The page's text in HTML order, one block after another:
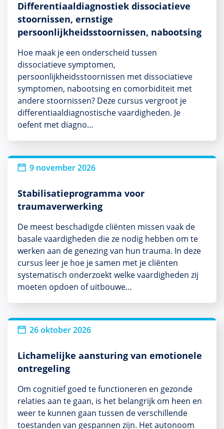
Differentiaaldiagnostiek dissociatieve
stoornissen, ernstige
persoonlijkheidsstoornissen, nabootsing
Hoe maak je een onderscheid tussen
dissociatieve symptomen,
persoonlijkheidsstoornissen met dissociatieve
symptomen, nabootsing en comorbiditeit met
andere stoornissen? Deze cursus vergroot je
differentiaaldiagnostische vaardigheden. Je
oefent met diagno…
9 november 2026
Stabilisatieprogramma voor
traumaverwerking
De meest beschadigde cliënten missen vaak de
basale vaardigheden die ze nodig hebben om te
werken aan de genezing van hun trauma. In deze
cursus leer je hoe je samen met je cliënten
systematisch onderzoekt welke vaardigheden zij
moeten opdoen of uitbouwe…
26 oktober 2026
Lichamelijke aansturing van emotionele
ontregeling
Om cognitief goed te functioneren en gezonde
relaties aan te gaan, is het belangrijk om heen en
weer te kunnen gaan tussen de verschillende
toestanden van gespannen zijn. Het autonoom